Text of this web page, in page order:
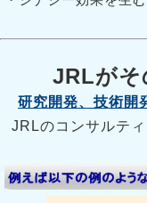
JRLがそ
研究開発、技術開
JRLのコンサルテ